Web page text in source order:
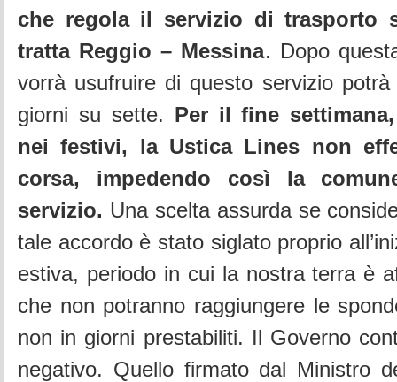
che regola il servizio di trasporto
tratta Reggio – Messina. Dopo
vorrà usufruire di questo servizio
giorni su sette. Per il fine
nei festivi, la Ustica Lines non
corsa, impedendo così la
servizio. Una scelta assurda se
tale accordo è stato siglato proprio
estiva, periodo in cui la nostra terra è
che non potranno raggiungere le
non in giorni prestabiliti. Il Governo
negativo. Quello firmato dal Ministro